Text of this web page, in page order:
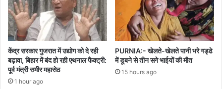
केंद्र सरकार गुजरात में उद्योग को दे रही
बढ़ावा, बिहार में बंद हो रही एथनाल फैक्ट्री:
पूर्व मंत्री समीर महासेठ
1 hour ago
PURNIA:- खेलते-खेलते पानी भरे गड्ढे
में डूबने से तीन सगे भाईयों की मौत
15 hours ago